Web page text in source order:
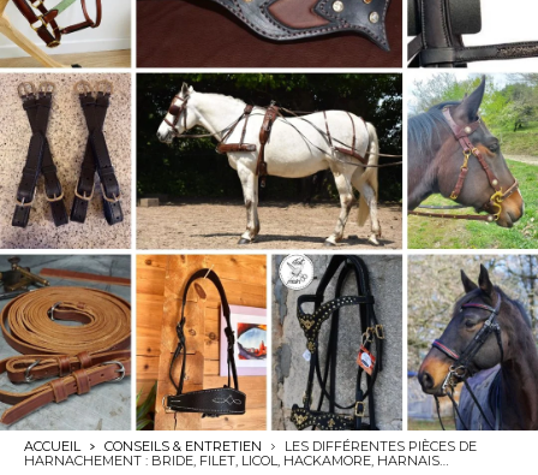
ACCUEIL CONSEILS & ENTRETIEN
LES DIFFÉRENTES PIÈCES DE
HARNACHEMENT : BRIDE, FILET, LICOL, HACKAMORE, HARNAIS